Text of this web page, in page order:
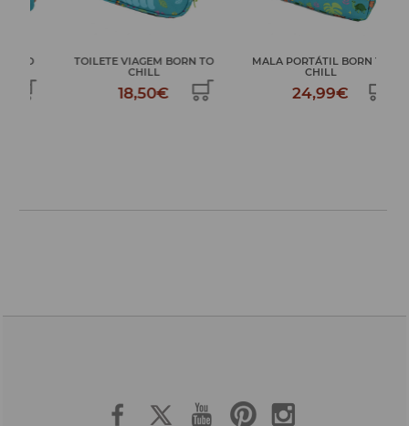
TOILETE VIAGEM BORN TO
CHILL
18,50€
MALA PORTÁTIL BORN TO
CHILL
24,99€